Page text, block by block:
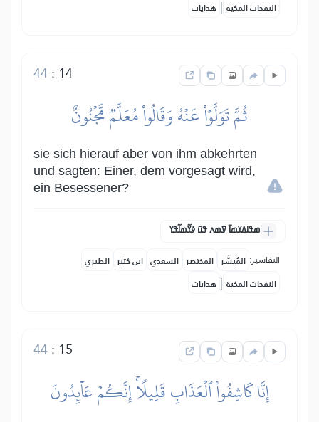
النفحات المكية | هدايات
14
:
44
ثُمَّ تَوَلَّوۡاْ عَنۡهُ وَقَالُواْ مُعَلَّمٞ مَّجۡنُونٌ
sie sich hierauf aber von ihm abkehrten
und sagten: Einer, dem vorgesagt wird,
ein Besessener?
ߘߟߊߡߌߘߊ߫ ߜߘߍ ߟߎ߫ ߦߌ߬ߘߊ߬ߟߌ
التفاسير: المُيسَّر المختصر السعدي ابن كثير الطبري
النفحات المكية | هدايات
15
:
44
إِنَّا كَاشِفُواْ ٱلۡعَذَابِ قَلِيلًاۚ إِنَّكُمۡ عَآئِدُونَ